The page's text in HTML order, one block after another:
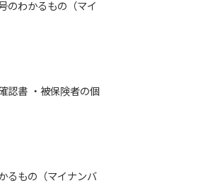
のわかるもの（マイ
認書 ・被保険者の個
るもの（マイナンバ